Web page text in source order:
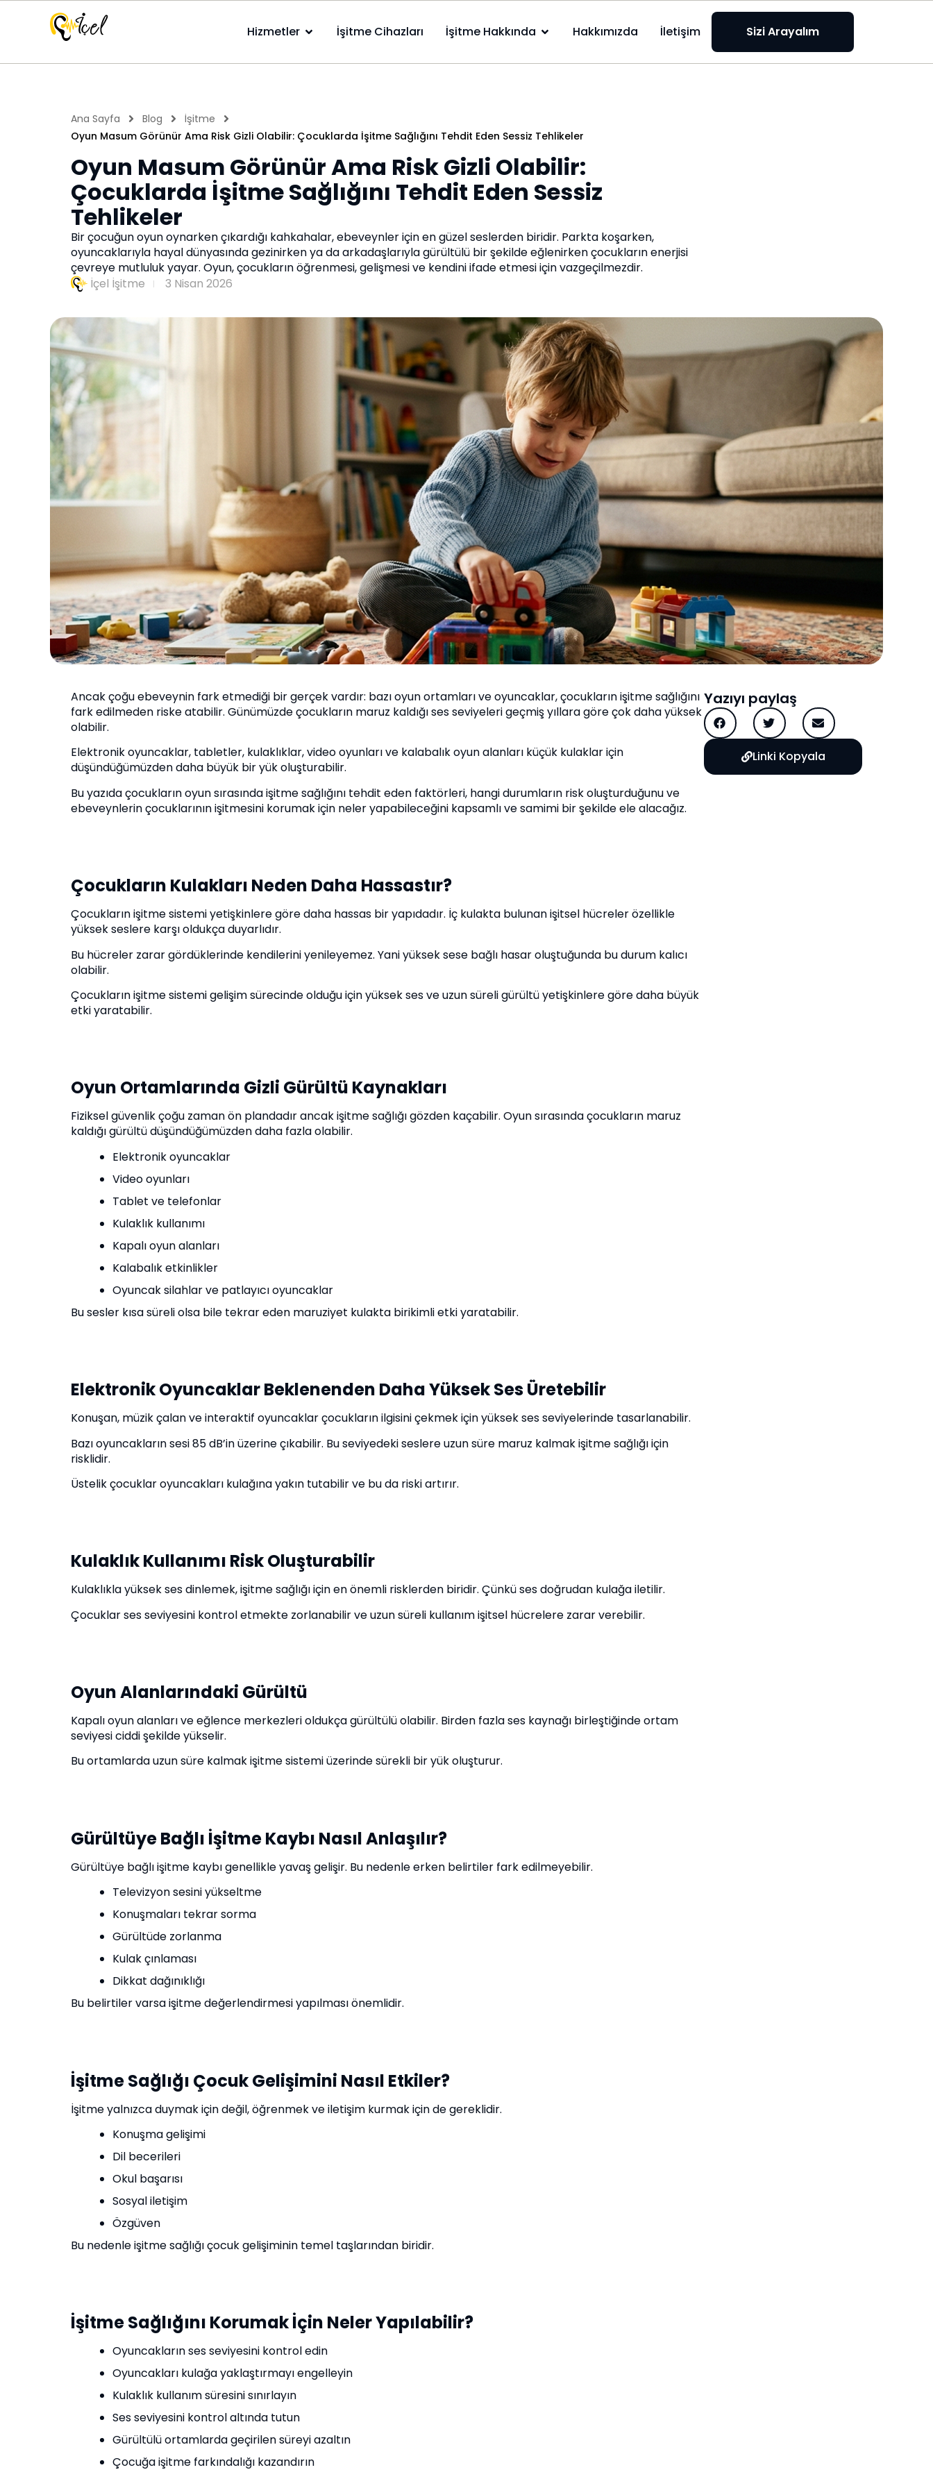
Hizmetler İşitme Cihazları İşitme Hakkında Hakkımızda İletişim Sizi Arayalım
Ana Sayfa Blog
İşitme
Oyun Masum Görünür Ama Risk Gizli Olabilir: Çocuklarda İşitme Sağlığını Tehdit Eden Sessiz Tehlikeler
Oyun Masum Görünür Ama Risk Gizli Olabilir:
Çocuklarda İşitme Sağlığını Tehdit Eden Sessiz
Tehlikeler
Bir çocuğun oyun oynarken çıkardığı kahkahalar, ebeveynler için en güzel seslerden biridir. Parkta koşarken,
oyuncaklarıyla hayal dünyasında gezinirken ya da arkadaşlarıyla gürültülü bir şekilde eğlenirken çocukların enerjisi
çevreye mutluluk yayar. Oyun, çocukların öğrenmesi, gelişmesi ve kendini ifade etmesi için vazgeçilmezdir.
İçel İşitme
3 Nisan 2026
Ancak çoğu ebeveynin fark etmediği bir gerçek vardır: bazı oyun ortamları ve oyuncaklar, çocukların işitme sağlığını
fark edilmeden riske atabilir. Günümüzde çocukların maruz kaldığı ses seviyeleri geçmiş yıllara göre çok daha yüksek
olabilir.
Elektronik oyuncaklar, tabletler, kulaklıklar, video oyunları ve kalabalık oyun alanları küçük kulaklar için
düşündüğümüzden daha büyük bir yük oluşturabilir.
Bu yazıda çocukların oyun sırasında işitme sağlığını tehdit eden faktörleri, hangi durumların risk oluşturduğunu ve
ebeveynlerin çocuklarının işitmesini korumak için neler yapabileceğini kapsamlı ve samimi bir şekilde ele alacağız.
Çocukların Kulakları Neden Daha Hassastır?
Çocukların işitme sistemi yetişkinlere göre daha hassas bir yapıdadır. İç kulakta bulunan işitsel hücreler özellikle
yüksek seslere karşı oldukça duyarlıdır.
Bu hücreler zarar gördüklerinde kendilerini yenileyemez. Yani yüksek sese bağlı hasar oluştuğunda bu durum kalıcı
olabilir.
Çocukların işitme sistemi gelişim sürecinde olduğu için yüksek ses ve uzun süreli gürültü yetişkinlere göre daha büyük
etki yaratabilir.
Oyun Ortamlarında Gizli Gürültü Kaynakları
Fiziksel güvenlik çoğu zaman ön plandadır ancak işitme sağlığı gözden kaçabilir. Oyun sırasında çocukların maruz
kaldığı gürültü düşündüğümüzden daha fazla olabilir.
Elektronik oyuncaklar
Video oyunları
Tablet ve telefonlar
Kulaklık kullanımı
Kapalı oyun alanları
Kalabalık etkinlikler
Oyuncak silahlar ve patlayıcı oyuncaklar
Bu sesler kısa süreli olsa bile tekrar eden maruziyet kulakta birikimli etki yaratabilir.
Elektronik Oyuncaklar Beklenenden Daha Yüksek Ses Üretebilir
Konuşan, müzik çalan ve interaktif oyuncaklar çocukların ilgisini çekmek için yüksek ses seviyelerinde tasarlanabilir.
Bazı oyuncakların sesi 85 dB’in üzerine çıkabilir. Bu seviyedeki seslere uzun süre maruz kalmak işitme sağlığı için
risklidir.
Üstelik çocuklar oyuncakları kulağına yakın tutabilir ve bu da riski artırır.
Kulaklık Kullanımı Risk Oluşturabilir
Kulaklıkla yüksek ses dinlemek, işitme sağlığı için en önemli risklerden biridir. Çünkü ses doğrudan kulağa iletilir.
Çocuklar ses seviyesini kontrol etmekte zorlanabilir ve uzun süreli kullanım işitsel hücrelere zarar verebilir.
Oyun Alanlarındaki Gürültü
Kapalı oyun alanları ve eğlence merkezleri oldukça gürültülü olabilir. Birden fazla ses kaynağı birleştiğinde ortam
seviyesi ciddi şekilde yükselir.
Bu ortamlarda uzun süre kalmak işitme sistemi üzerinde sürekli bir yük oluşturur.
Gürültüye Bağlı İşitme Kaybı Nasıl Anlaşılır?
Gürültüye bağlı işitme kaybı genellikle yavaş gelişir. Bu nedenle erken belirtiler fark edilmeyebilir.
Televizyon sesini yükseltme
Konuşmaları tekrar sorma
Gürültüde zorlanma
Kulak çınlaması
Dikkat dağınıklığı
Bu belirtiler varsa işitme değerlendirmesi yapılması önemlidir.
İşitme Sağlığı Çocuk Gelişimini Nasıl Etkiler?
İşitme yalnızca duymak için değil, öğrenmek ve iletişim kurmak için de gereklidir.
Konuşma gelişimi
Dil becerileri
Okul başarısı
Sosyal iletişim
Özgüven
Bu nedenle işitme sağlığı çocuk gelişiminin temel taşlarından biridir.
İşitme Sağlığını Korumak İçin Neler Yapılabilir?
Oyuncakların ses seviyesini kontrol edin
Oyuncakları kulağa yaklaştırmayı engelleyin
Kulaklık kullanım süresini sınırlayın
Ses seviyesini kontrol altında tutun
Gürültülü ortamlarda geçirilen süreyi azaltın
Çocuğa işitme farkındalığı kazandırın
Yazıyı paylaş
Linki Kopyala